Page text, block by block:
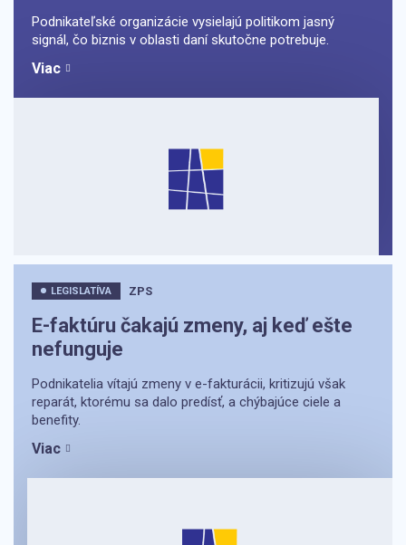
Podnikateľské organizácie vysielajú politikom jasný
signál, čo biznis v oblasti daní skutočne potrebuje.
Viac
LEGISLATÍVA ZPS
E-faktúru čakajú zmeny, aj keď ešte
nefunguje
Podnikatelia vítajú zmeny v e-fakturácii, kritizujú však
reparát, ktorému sa dalo predísť, a chýbajúce ciele a
benefity.
Viac